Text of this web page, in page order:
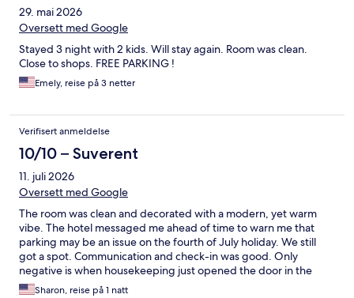
29. mai 2026
Oversett med Google
Stayed 3 night with 2 kids. Will stay again. Room was clean.
Close to shops. FREE PARKING !
Emely, reise på 3 netter
Verifisert anmeldelse
10/10 – Suverent
11. juli 2026
Oversett med Google
The room was clean and decorated with a modern, yet warm
vibe. The hotel messaged me ahead of time to warn me that
parking may be an issue on the fourth of July holiday. We still
got a spot. Communication and check-in was good. Only
negative is when housekeeping just opened the door in the
morning without knocking. Slightly awkward. Overall, nice stay.
Sharon, reise på 1 natt